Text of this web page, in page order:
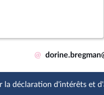
@
la déclaration d'intérêts et